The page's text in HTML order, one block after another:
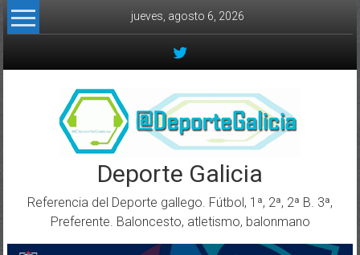
Skip to content
jueves, agosto 6, 2026
Deporte Galicia
Referencia del Deporte gallego. Fútbol, 1ª, 2ª, 2ª B. 3ª,
Preferente. Baloncesto, atletismo, balonmano